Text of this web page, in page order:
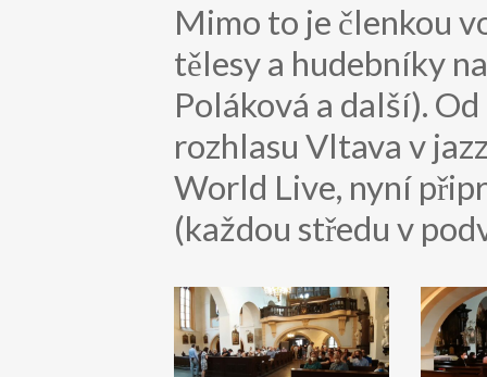
Mimo to je členkou
tělesy a hudebníky
Poláková a další).
rozhlasu Vltava v
World Live, nyní
(každou středu v